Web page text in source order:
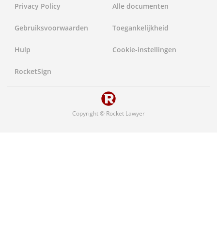
Frankrijk
Verenigd Koninkrijk
Privacy Policy
Gebruiksvoorwaarden
Hulp
RocketSign
Alle documenten
Toegankelijkheid
Cookie-instellingen
Copyright © Rocket Lawyer